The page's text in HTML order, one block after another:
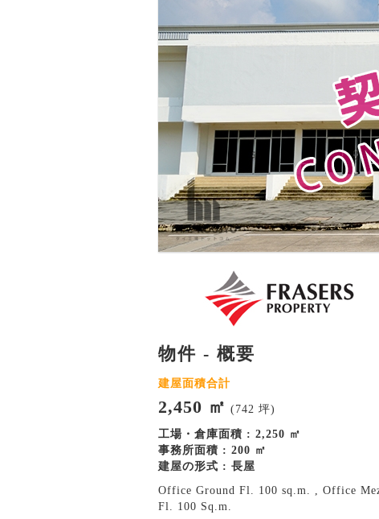
物件 - 概要
建屋面積合計
2,450 ㎡ (742 坪)
工場・倉庫面積 : 2,250 ㎡
事務所面積 : 200 ㎡
建屋の形式 : 長屋
Office Ground Fl. 100 sq.m. , Office
Fl. 100 Sq.m.